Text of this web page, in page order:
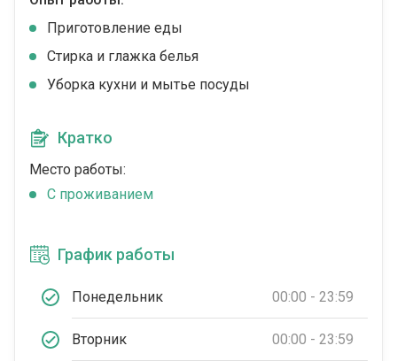
Приготовление еды
Стирка и глажка белья
Уборка кухни и мытье посуды
Кратко
Место работы:
C проживанием
График работы
Понедельник 00:00 - 23:59
Вторник 00:00 - 23:59